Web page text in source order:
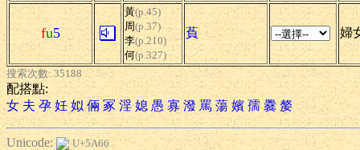
fu5
黃(p.45)
周(p.37)
李(p.210)
何(p.327)
萯 婦
搜索次數: 35188
配搭點:
女 夫 孕 妊 姒 倆 冢 淫 媳 愚 寡 潑 罵 蕩 嬪 孺 爨 嫠
Unicode:
U+5A66